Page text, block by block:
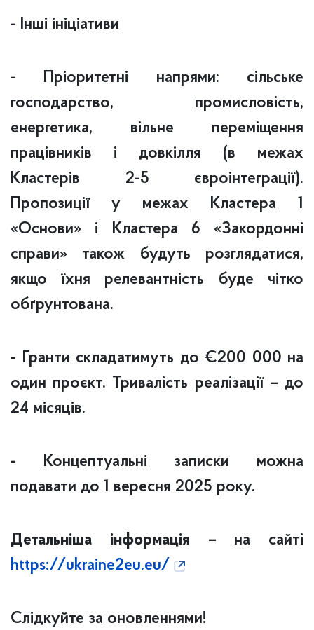
- Інші ініціативи
- Пріоритетні напрями: сільське
господарство, промисловість,
енергетика, вільне переміщення
працівників і довкілля (в межах
Кластерів 2-5 євроінтеграції).
Пропозиції у межах Кластера 1
«Основи» і Кластера 6 «Закордонні
справи» також будуть розглядатися,
якщо їхня релевантність буде чітко
обґрунтована.
- Гранти складатимуть до €200 000 на
один проєкт. Тривалість реалізації – до
24 місяців.
- Концептуальні записки можна
подавати до 1 вересня 2025 року.
Детальніша інформація – на сайті
https://ukraine2eu.eu/
Слідкуйте за оновленнями!